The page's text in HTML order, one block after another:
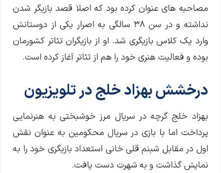
مصاحبه های عنوان کرده بود که اصلا قصد بازیگر شدن
نداشته و در سن ۳۸ سالگی به اصرار یکی از دوستانش
وارد یک کلاس بازیگری شد. او از بازیگران تئاتر کشورمان
بوده و فعالیت هنری خود را هم از تئاتر آغاز کرده است.
درخشش بهزاد خلج در تلویزیون
بهزاد خلج گرچه در سریال مرز خوشبختی به هنرنمایی
پرداخت اما با بازی در سریال محکومین به عنوان نقش
اول در مقابل شبنم قلی خانی استعداد بازیگری خود را به
نمایش گذاشت و به شهرت دست یافت.